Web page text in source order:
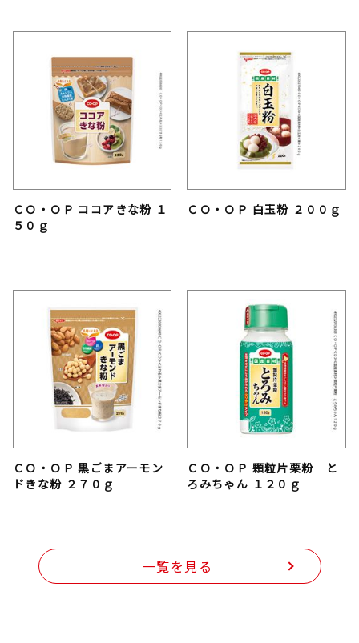
ＣＯ・ＯＰ ココアきな粉 １
５０ｇ
ＣＯ・ＯＰ 白玉粉 ２００ｇ
ＣＯ・ＯＰ 黒ごまアーモン
ドきな粉 ２７０ｇ
ＣＯ・ＯＰ 顆粒片栗粉 と
ろみちゃん １２０ｇ
一覧を見る